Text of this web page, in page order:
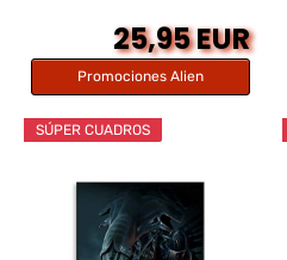
25,95 EUR
Promociones Alien
SÚPER CUADROS